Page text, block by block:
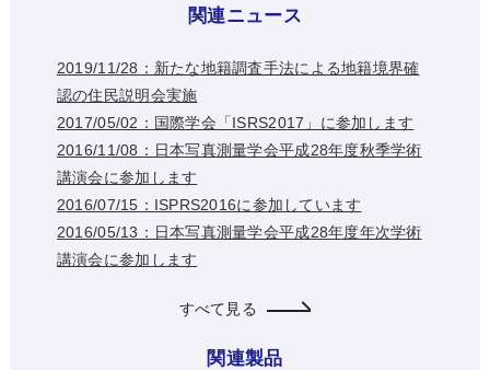
関連ニュース
2019/11/28：新たな地籍調査手法による地籍境界確
認の住民説明会実施
2017/05/02：国際学会「ISRS2017」に参加します
2016/11/08：日本写真測量学会平成28年度秋季学術
講演会に参加します
2016/07/15：ISPRS2016に参加しています
2016/05/13：日本写真測量学会平成28年度年次学術
講演会に参加します
すべて見る
関連製品